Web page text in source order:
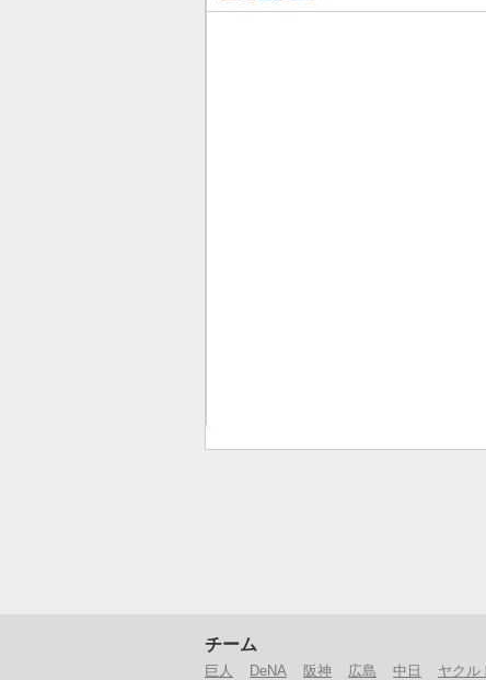
チーム
巨人 DeNA 阪神 広島 中日 ヤクル